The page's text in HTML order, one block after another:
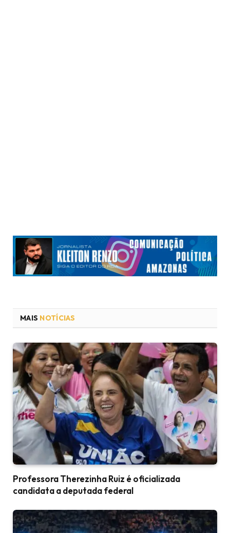
MAIS NOTÍCIAS
Professora Therezinha Ruiz é oficializada
candidata a deputada federal